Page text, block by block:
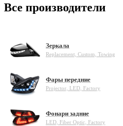
Все производители
Зеркала
Replacement, Custom, Towing
Фары передние
Projector, LED, Factory
Фонари задние
LED, Fiber Optic, Factory